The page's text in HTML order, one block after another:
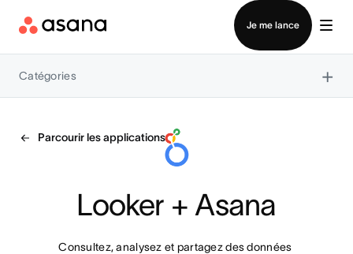
Je me lance
Contacter le service commercial
Catégories ×
Parcourir les applications
Looker + Asana
Consultez, analysez et partagez des données